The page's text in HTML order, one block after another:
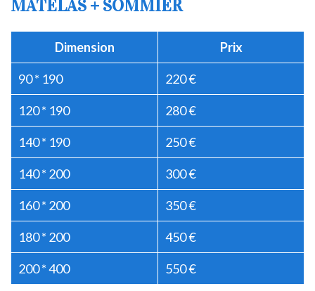
MATELAS + SOMMIER
Dimension Prix
90 * 190 220 €
120 * 190 280 €
140 * 190 250 €
140 * 200 300 €
160 * 200 350 €
180 * 200 450 €
200 * 400 550 €